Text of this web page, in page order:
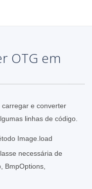
OTG em
e converter
linhas de código.
Image.load
necessária de
BmpOptions,